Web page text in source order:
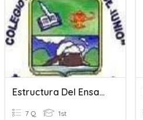
Estructura Del Ensayo
7 Q 1st